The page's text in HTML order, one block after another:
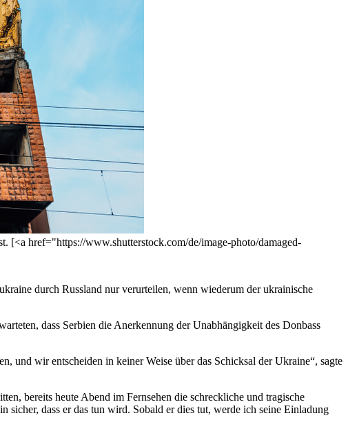
[<a href="https://www.shutterstock.com/de/image-photo/damaged-
durch Russland nur verurteilen, wenn wiederum der ukrainische
dass Serbien die Anerkennung der Unabhängigkeit des Donbass
und wir entscheiden in keiner Weise über das Schicksal der Ukraine“, sagte
bereits heute Abend im Fernsehen die schreckliche und tragische
dass er das tun wird. Sobald er dies tut, werde ich seine Einladung